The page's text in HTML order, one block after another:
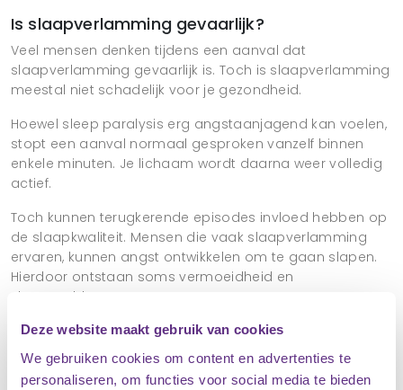
Deze website maakt gebruik van cookies
We gebruiken cookies om content en advertenties te
personaliseren, om functies voor social media te bieden
Is slaapverlamming gevaarlijk?
Veel mensen denken tijdens een aanval dat
slaapverlamming gevaarlijk is. Toch is slaapverlamming
meestal niet schadelijk voor je gezondheid.
Hoewel sleep paralysis erg angstaanjagend kan voelen,
stopt een aanval normaal gesproken vanzelf binnen
enkele minuten. Je lichaam wordt daarna weer volledig
actief.
Toch kunnen terugkerende episodes invloed hebben op
de slaapkwaliteit. Mensen die vaak slaapverlamming
ervaren, kunnen angst ontwikkelen om te gaan slapen.
Hierdoor ontstaan soms vermoeidheid en
slaapproblemen.
Slaapverlamming gevaarlijk wordt het meestal pas
wanneer het extreem vaak voorkomt of samenhangt
met andere slaapstoornissen. In dat geval is het